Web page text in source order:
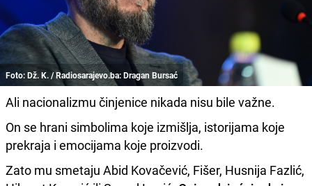
Foto: Dž. K. / Radiosarajevo.ba: Dragan Bursać
Ali nacionalizmu činjenice nikada nisu bile važne.
On se hrani simbolima koje izmišlja, istorijama koje
prekraja i emocijama koje proizvodi.
Zato mu smetaju Abid Kovačević, Fišer, Husnija Fazlić,